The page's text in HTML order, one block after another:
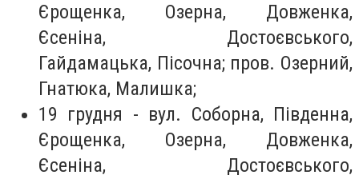
Єрощенка, Озерна, Довженка,
Єсеніна, Достоєвського,
Гайдамацька, Пісочна; пров. Озерний,
Гнатюка, Малишка;
19 грудня - вул. Соборна, Південна,
Єрощенка, Озерна, Довженка,
Єсеніна, Достоєвського,